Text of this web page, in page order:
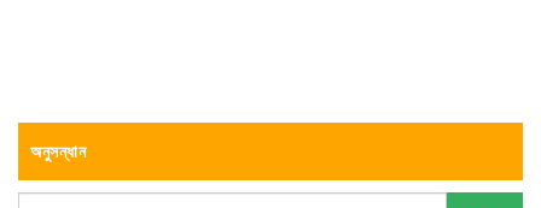
অনুসন্ধান